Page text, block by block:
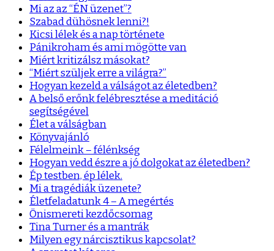
Mi az az “ÉN üzenet”?
Szabad dühösnek lenni?!
Kicsi lélek és a nap története
Pánikroham és ami mögötte van
Miért kritizálsz másokat?
“Miért szüljek erre a világra?”
Hogyan kezeld a válságot az életedben?
A belső erőnk felébresztése a meditáció
segítségével
Élet a válságban
Könyvajánló
Félelmeink – félénkség
Hogyan vedd észre a jó dolgokat az életedben?
Ép testben, ép lélek.
Mi a tragédiák üzenete?
Életfeladatunk 4 – A megértés
Önismereti kezdőcsomag
Tina Turner és a mantrák
Milyen egy nárcisztikus kapcsolat?